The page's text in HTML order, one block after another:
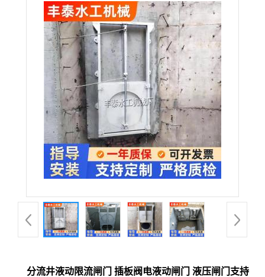
分流井液动限流闸门 插板阀电液动闸门 液压闸门支持